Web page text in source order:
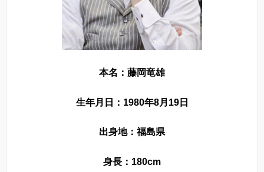
本名：藤岡竜雄
生年月日：1980年8月19日
出身地：福島県
身長：180cm